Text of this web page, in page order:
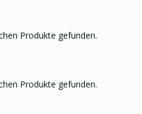
Produkte gefunden.
Produkte gefunden.